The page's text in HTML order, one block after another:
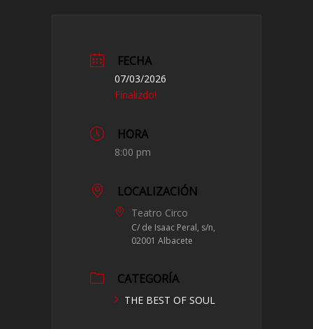
FECHA
07/03/2026
Finalizdo!
HORA
8:00 pm
LOCALIZACIÓN
Teatro Circo
C/ de Isaac Peral, s/n,
02001 Albacete
CATEGORÍA
THE BEST OF SOUL